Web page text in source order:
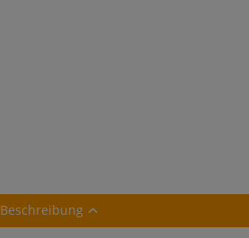
Beschreibung